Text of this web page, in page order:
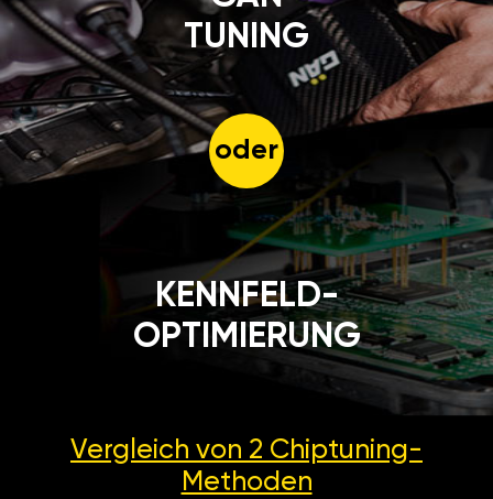
TUNING
oder
KENNFELD-
OPTIMIERUNG
Vergleich von 2 Chiptuning-
Methoden